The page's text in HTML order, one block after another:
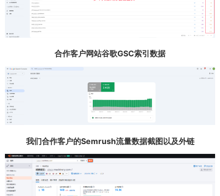
合作客户网站谷歌GSC索引数据
我们合作客户的Semrush流量数据截图以及外链